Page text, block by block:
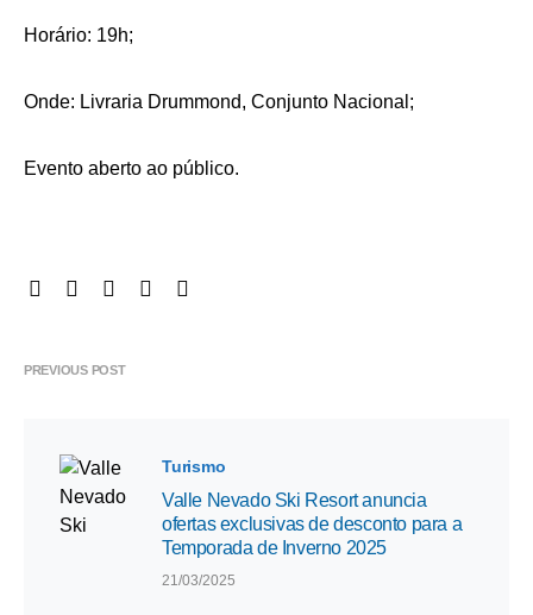
Horário: 19h;
Onde: Livraria Drummond, Conjunto Nacional;
Evento aberto ao público.
PREVIOUS POST
Turismo
Valle Nevado Ski Resort anuncia
ofertas exclusivas de desconto para a
Temporada de Inverno 2025
21/03/2025